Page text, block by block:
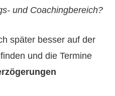
und Coachingbereich?
später besser auf der
und die Termine